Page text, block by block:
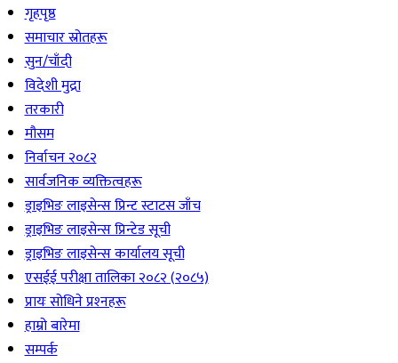
गृहपृष्ठ
समाचार स्रोतहरू
सुन/चाँदी
विदेशी मुद्रा
तरकारी
मौसम
निर्वाचन २०८२
सार्वजनिक व्यक्तित्वहरू
ड्राइभिङ लाइसेन्स प्रिन्ट स्टाटस जाँच
ड्राइभिङ लाइसेन्स प्रिन्टेड सूची
ड्राइभिङ लाइसेन्स कार्यालय सूची
एसईई परीक्षा तालिका २०८२ (२०८५)
प्रायः सोधिने प्रश्‍नहरू
हाम्रो बारेमा
सम्पर्क